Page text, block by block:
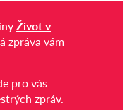
Život v
zpráva vám
pro vás
zpráv.